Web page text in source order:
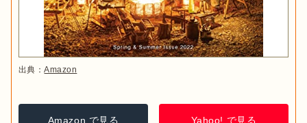
出典：Amazon
Amazon で見る Yahoo! で見る